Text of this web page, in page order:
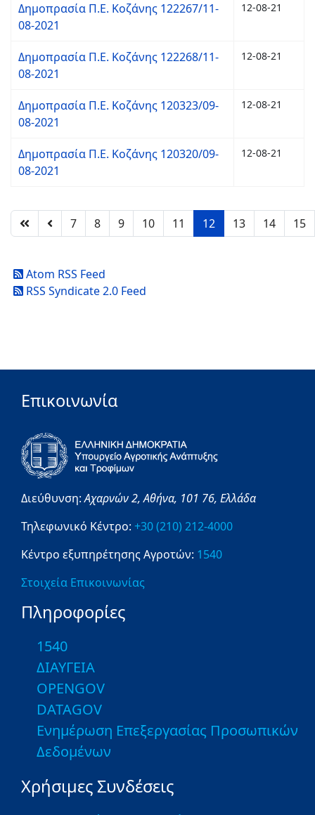
Δημοπρασία Π.Ε. Κοζάνης 122267/11-
08-2021
12-08-21
Δημοπρασία Π.Ε. Κοζάνης 122268/11-
08-2021
12-08-21
Δημοπρασία Π.Ε. Κοζάνης 120323/09-
08-2021
12-08-21
Δημοπρασία Π.Ε. Κοζάνης 120320/09-
08-2021
12-08-21
7 8 9 10 11 12 13 14 15
Atom RSS Feed
RSS Syndicate 2.0 Feed
Επικοινωνία
Διεύθυνση:Αχαρνών 2,Αθήνα, 101 76, Ελλάδα
Τηλεφωνικό Κέντρο: +30 (210) 212-4000
Κέντρο εξυπηρέτησης Αγροτών: 1540
Στοιχεία Επικοινωνίας
Πληροφορίες
1540
ΔΙΑΥΓΕΙΑ
OPENGOV
DATAGOV
Ενημέρωση Επεξεργασίας Προσωπικών
Δεδομένων
Χρήσιμες Συνδέσεις